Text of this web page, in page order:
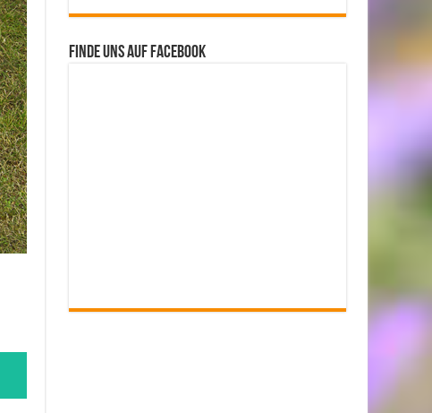
Finde uns auf Facebook